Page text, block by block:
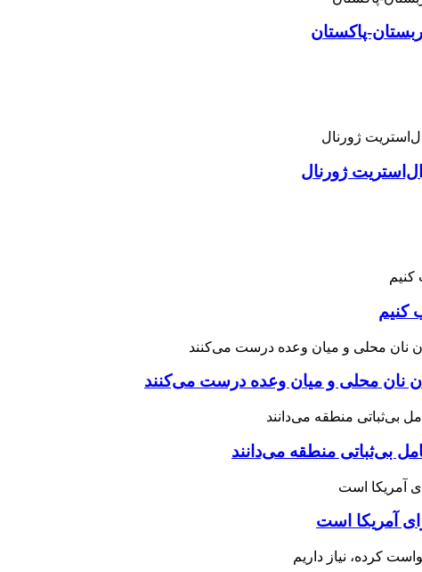
پاکستان
ژورنال
کنیم
نان محلی و میان وعده درست می‌کنند
بی‌ثباتی منطقه می‌دانند
آمریکا است